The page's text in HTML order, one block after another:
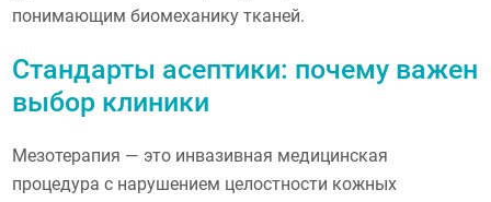
понимающим биомеханику тканей.
Стандарты асептики: почему важен
выбор клиники
Мезотерапия — это инвазивная медицинская
процедура с нарушением целостности кожных